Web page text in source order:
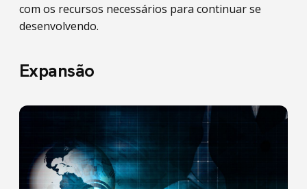
com os recursos necessários para continuar se
desenvolvendo.
Expansão